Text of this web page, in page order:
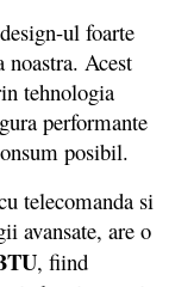
ul foarte
Acest
tehnologia
performante
posibil.
telecomanda si
avansate, are o
, fiind